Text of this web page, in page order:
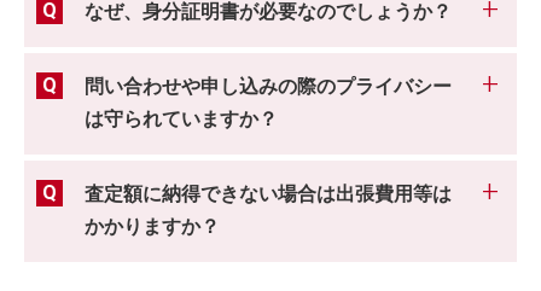
なぜ、身分証明書が必要なのでしょうか？
問い合わせや申し込みの際のプライバシー
は守られていますか？
査定額に納得できない場合は出張費用等は
かかりますか？